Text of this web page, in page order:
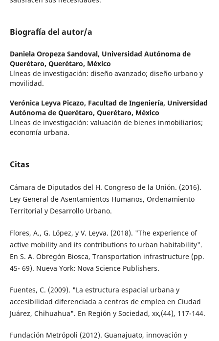
Biografía del autor/a
Daniela Oropeza Sandoval, Universidad Autónoma de
Querétaro, Querétaro, México
Líneas de investigación: diseño avanzado; diseño urbano y
movilidad.
Verónica Leyva Picazo, Facultad de Ingeniería, Universidad
Autónoma de Querétaro, Querétaro, México
Líneas de investigación: valuación de bienes inmobiliarios;
economía urbana.
Citas
Cámara de Diputados del H. Congreso de la Unión. (2016).
Ley General de Asentamientos Humanos, Ordenamiento
Territorial y Desarrollo Urbano.
Flores, A., G. López, y V. Leyva. (2018). "The experience of
active mobility and its con­tributions to urban habitability".
En S. A. Obregón Biosca, Transportation infras­tructure (pp.
45- 69). Nueva York: Nova Science Publishers.
Fuentes, C. (2009). "La estructura espacial ur­bana y
accesibilidad diferenciada a centros de empleo en Ciudad
Juárez, Chihuahua". En Región y Sociedad, xx,(44), 117-144.
Fundación Metrópoli (2012). Guanajuato, in­novación y